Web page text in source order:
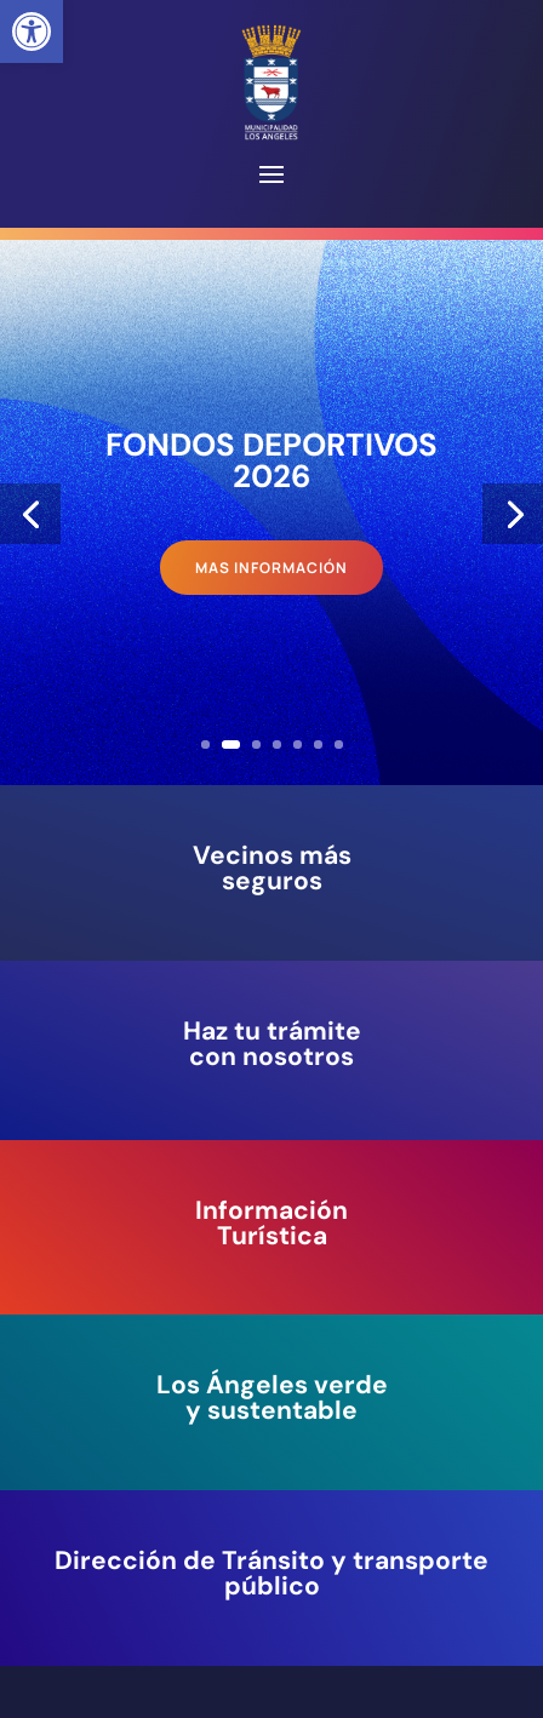
FONDOS DEPORTIVOS
2026
MAS INFORMACIÓN
Vecinos más
seguros
Haz tu trámite
con nosotros
Información
Turística
Los Ángeles verde
y sustentable
Dirección de Tránsito y transporte
público